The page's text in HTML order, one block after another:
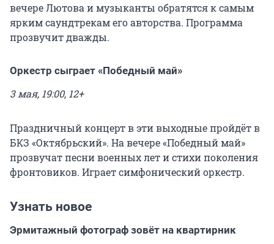
вечере Лютова и музыканты обратятся к самым
ярким саундтрекам его авторства. Программа
прозвучит дважды.
Оркестр сыграет «Победный май»
3 мая, 19:00, 12+
Праздничный концерт в эти выходные пройдёт в
БКЗ «Октябрьский». На вечере «Победный май»
прозвучат песни военных лет и стихи поколения
фронтовиков. Играет симфонический оркестр.
Узнать новое
Эрмитажный фотограф зовёт на квартирник